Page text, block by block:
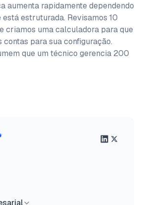
aumenta rapidamente dependendo
estruturada. Revisamos 10
criamos uma calculadora para que
para sua configuração.
que um técnico gerencia 200